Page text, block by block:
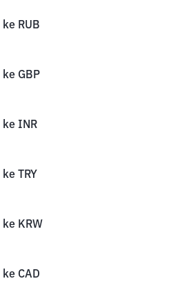
ke RUB
ke GBP
ke INR
ke TRY
ke KRW
ke CAD